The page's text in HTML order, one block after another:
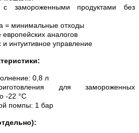
замороженными продуктами без
= минимальные отходы
аналогов
и интуитивное управление
0,8 л
для замороженных
-22 °C
помпы: 1 бар